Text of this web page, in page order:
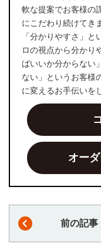
軟な提案でお客様の
にこだわり続けてき
「分かりやすさ」
ロの視点から分かり
ばいいか分からない
ない」というお客様
に変えるお手伝いを
オー
前の記事